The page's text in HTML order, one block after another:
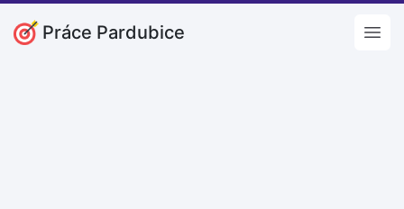
Práce Pardubice